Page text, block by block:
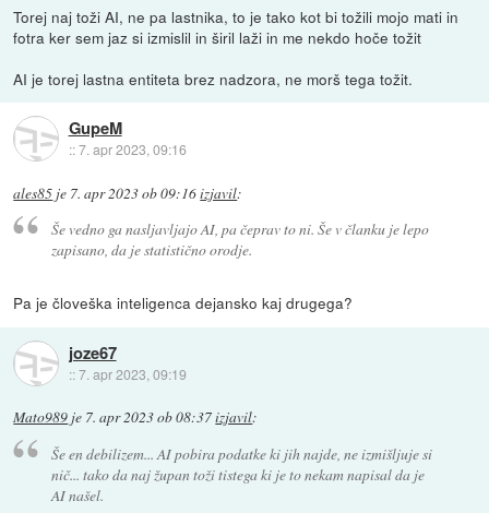
Torej naj toži AI, ne pa lastnika, to je tako kot bi tožili mojo mati in
fotra ker sem jaz si izmislil in širil laži in me nekdo hoče tožit
AI je torej lastna entiteta brez nadzora, ne morš tega tožit.
GupeM
::7. apr 2023, 09:16
ales85 je 7. apr 2023 ob 09:16izjavil:
Še vedno ga nasljavljajo AI, pa čeprav to ni. Še v članku je lepo
zapisano, da je statistično orodje.
Pa je človeška inteligenca dejansko kaj drugega?
joze67
::7. apr 2023, 09:19
Mato989 je 7. apr 2023 ob 08:37izjavil:
Še en debilizem... AI pobira podatke ki jih najde, ne izmišljuje si
nič... tako da naj župan toži tistega ki je to nekam napisal da je
AI našel.